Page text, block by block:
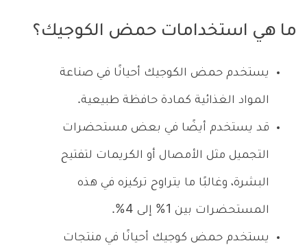
ما هي استخدامات حمض الكوجيك؟
يستخدم حمض الكوجيك أحيانًا في صناعة
المواد الغذائية كمادة حافظة طبيعية.
قد يستخدم أيضًا في بعض مستحضرات
التجميل مثل الأمصال أو الكريمات لتفتيح
البشرة، وغالبًا ما يتراوح تركيزه في هذه
المستحضرات بين 1% إلى 4%.
يستخدم حمض كوجيك أحيانًا في منتجات